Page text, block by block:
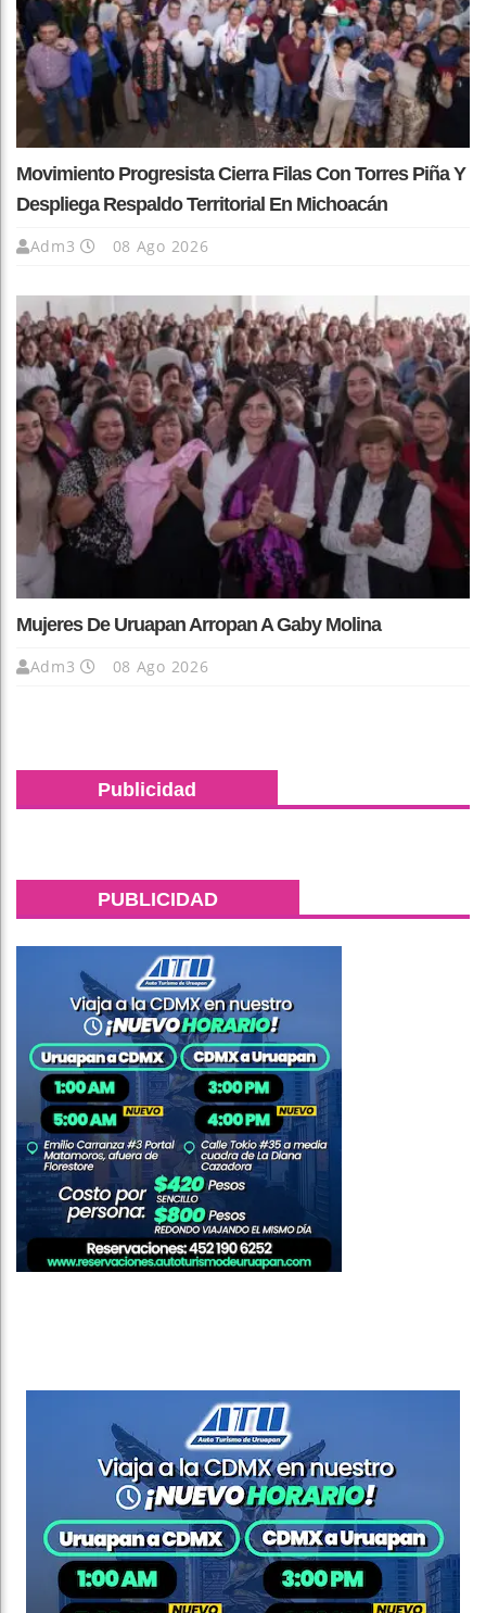
Movimiento Progresista Cierra Filas Con Torres Piña Y
Despliega Respaldo Territorial En Michoacán
Adm3 08 Ago 2026
Mujeres De Uruapan Arropan A Gaby Molina
Adm3 08 Ago 2026
Publicidad
PUBLICIDAD